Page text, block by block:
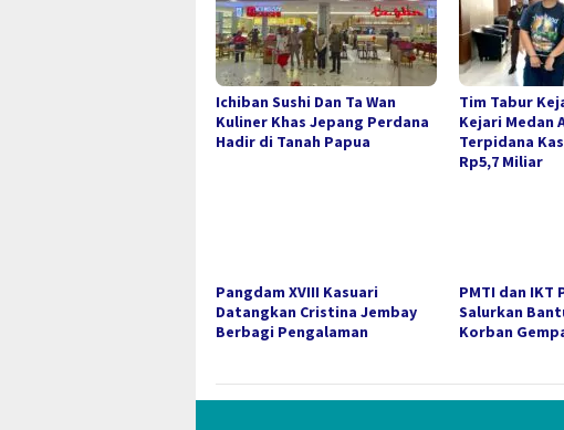
Ichiban Sushi Dan Ta Wan
Kuliner Khas Jepang Perdana
Hadir di Tanah Papua
Tim Tabur
Kejari Medan
Terpidana
Rp5,7 Miliar
Pangdam XVIII Kasuari
Datangkan Cristina Jembay
Berbagi Pengalaman
PMTI dan IKT
Salurkan
Korban